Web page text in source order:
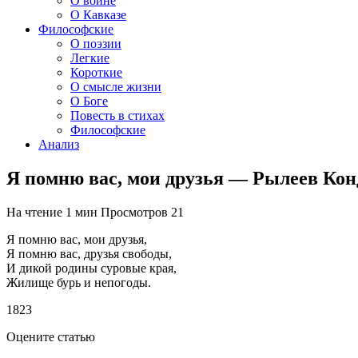
О Кавказе
Философские
О поэзии
Легкие
Короткие
О смысле жизни
О Боге
Повесть в стихах
Философские
Анализ
Я помню вас, мои друзья — Рылеев
На чтение 1 мин Просмотров 21
Я помню вас, мои друзья,
Я помню вас, друзья свободы,
И дикой родины суровые края,
Жилище бурь и непогоды.
1823
Оцените статью